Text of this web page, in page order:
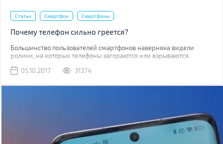
Статьи Смартфон Смартфоны
Почему телефон сильно греется?
Большинство пользователей смартфонов наверняка видели
ролики, на которых телефоны загораются или взрываются.
является вопрос, насколько это безопасно.
05.10.2017 31374